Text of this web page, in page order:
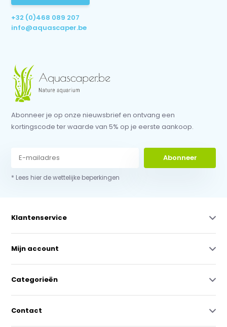
+32 (0)468 089 207
info@aquascaper.be
Abonneer je op onze nieuwsbrief en ontvang een
kortingscode ter waarde van 5% op je eerste aankoop.
Abonneer
* Lees hier de wettelijke beperkingen
Klantenservice
Mijn account
Categorieën
Contact